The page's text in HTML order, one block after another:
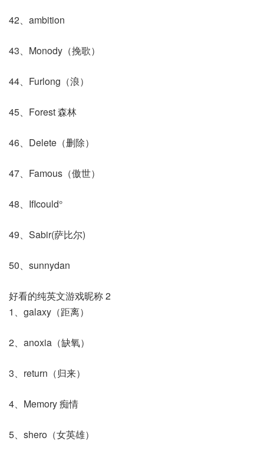
42、ambition
43、Monody（挽歌）
44、Furlong（浪）
45、Forest 森林
46、Delete（删除）
47、Famous（傲世）
48、IfIcould°
49、Sabir(萨比尔)
50、sunnydan
好看的纯英文游戏昵称 2
1、galaxy（距离）
2、anoxia（缺氧）
3、return（归来）
4、Memory 痴情
5、shero（女英雄）